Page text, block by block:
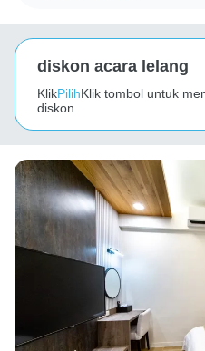
diskon acara lelang
KlikPilihKlik tombol untuk
diskon.